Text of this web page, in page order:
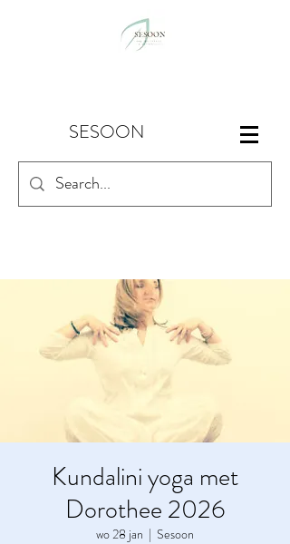
SESOON
Kundalini yoga met
Dorothee 2026
wo 28 jan
  |
Sesoon